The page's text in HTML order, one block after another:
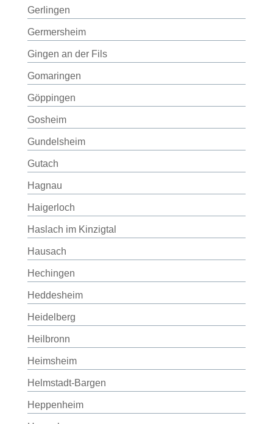
Gerlingen
Germersheim
Gingen an der Fils
Gomaringen
Göppingen
Gosheim
Gundelsheim
Gutach
Hagnau
Haigerloch
Haslach im Kinzigtal
Hausach
Hechingen
Heddesheim
Heidelberg
Heilbronn
Heimsheim
Helmstadt-Bargen
Heppenheim